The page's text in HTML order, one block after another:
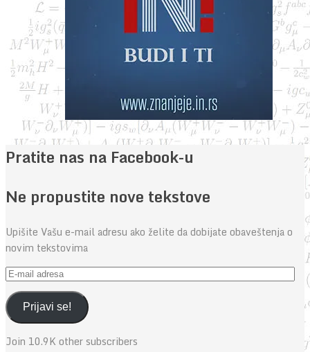
Pratite nas na Facebook-u
Ne propustite nove tekstove
Upišite Vašu e-mail adresu ako želite da dobijate obaveštenja o
novim tekstovima
E-
mail
adresaPrijavi se!
Join 10.9K other subscribers